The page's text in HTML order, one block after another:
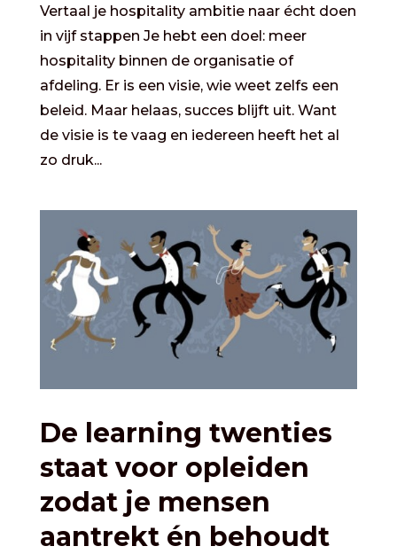
Vertaal je hospitality ambitie naar écht doen
in vijf stappen Je hebt een doel: meer
hospitality binnen de organisatie of
afdeling. Er is een visie, wie weet zelfs een
beleid. Maar helaas, succes blijft uit. Want
de visie is te vaag en iedereen heeft het al
zo druk...
De learning twenties
staat voor opleiden
zodat je mensen
aantrekt én behoudt